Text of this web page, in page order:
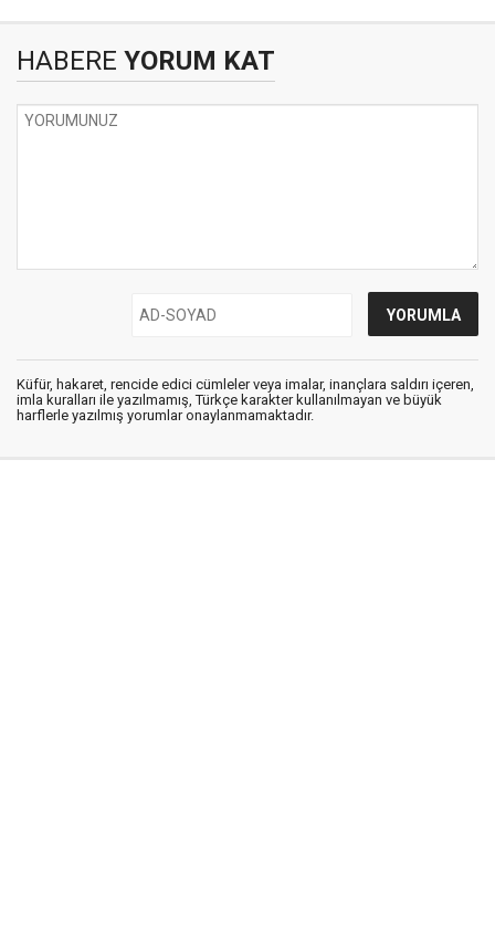
HABERE YORUM KAT
Küfür, hakaret, rencide edici cümleler veya imalar, inançlara saldırı içeren,
imla kuralları ile yazılmamış, Türkçe karakter kullanılmayan ve büyük
harflerle yazılmış yorumlar onaylanmamaktadır.